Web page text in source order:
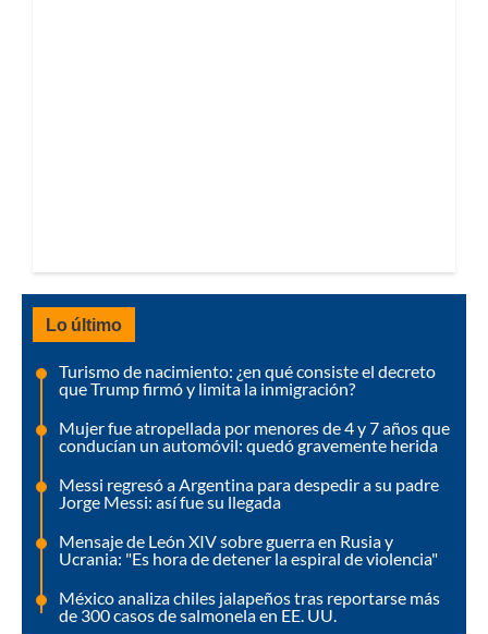
Lo último
Turismo de nacimiento: ¿en qué consiste el decreto
que Trump firmó y limita la inmigración?
Mujer fue atropellada por menores de 4 y 7 años que
conducían un automóvil: quedó gravemente herida
Messi regresó a Argentina para despedir a su padre
Jorge Messi: así fue su llegada
Mensaje de León XIV sobre guerra en Rusia y
Ucrania: "Es hora de detener la espiral de violencia"
México analiza chiles jalapeños tras reportarse más
de 300 casos de salmonela en EE. UU.